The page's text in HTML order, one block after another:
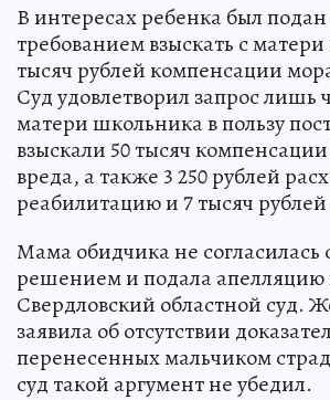
В интересах ребенка был подан
требованием взыскать с
тысяч рублей компенсации
Суд удовлетворил запрос лишь
матери школьника в пользу
взыскали 50 тысяч
вреда, а также 3 250 рублей
реабилитацию и 7 тысяч
Мама обидчика не согласилась
решением и подала апелляцию
Свердловский областной суд.
заявила об отсутствии
перенесенных мальчиком
суд такой аргумент не убедил.